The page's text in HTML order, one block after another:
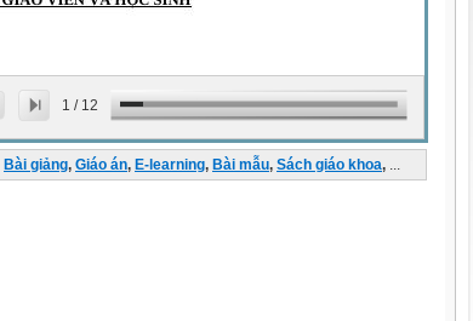
1 / 12
Bài giảng, Giáo án, E-learning, Bài mẫu, Sách giáo khoa, ...